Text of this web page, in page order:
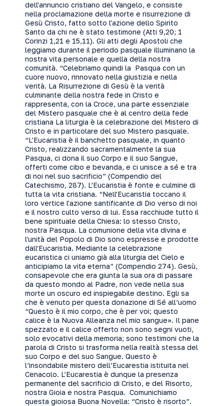
dell'annuncio cristiano del Vangelo, e consiste
nella proclamazione della morte e risurrezione di
Gesù Cristo, fatto sotto l'azione dello Spirito
Santo da chi ne è stato testimone (Atti 9,20; 1
Corinzi 1,21 e 15,11). Gli atti degli Apostoli che
leggiamo durante il periodo pasquale illuminano la
nostra vita personale e quella della nostra
comunità. “Celebriamo quindi la Pasqua con un
cuore nuovo, rinnovato nella giustizia e nella
verità. La Risurrezione di Gesù è la verità
culminante della nostra fede in Cristo e
rappresenta, con la Croce, una parte essenziale
del Mistero pasquale che è al centro della fede
cristiana La liturgia è la celebrazione del Mistero di
Cristo e in particolare del suo Mistero pasquale.
“L'Eucaristia è il banchetto pasquale, in quanto
Cristo, realizzando sacramentalmente la sua
Pasqua, ci dona il suo Corpo e il suo Sangue,
offerti come cibo e bevanda, e ci unisce a sé e tra
di noi nel suo sacrificio” (Compendio del
Catechismo, 287). L’Eucaristia è fonte e culmine di
tutta la vita cristiana. “Nell'Eucaristia toccano il
loro vertice l'azione santificante di Dio verso di noi
e il nostro culto verso di lui. Essa racchiude tutto il
bene spirituale della Chiesa: lo stesso Cristo,
nostra Pasqua. La comunione della vita divina e
l'unità del Popolo di Dio sono espresse e prodotte
dall'Eucaristia. Mediante la celebrazione
eucaristica ci uniamo già alla liturgia del Cielo e
anticipiamo la vita eterna” (Compendio 274). Gesù,
consapevole che era giunta la sua ora di passare
da questo mondo al Padre, non vede nella sua
morte un oscuro ed inspiegabile destino. Egli sa
che è venuto per questa donazione di Sé all’uomo
“Questo è il mio corpo, che è per voi; questo
calice è la Nuova Alleanza nel mio sangue». Il pane
spezzato e il calice offerto non sono segni vuoti,
solo evocativi della memoria; sono testimoni che la
parola di Cristo si trasforma nella realtà stessa del
suo Corpo e del suo Sangue. Questo è
l’insondabile mistero dell’Eucarestia istituita nel
Cenacolo. L’Eucarestia è dunque la presenza
permanente del sacrificio di Cristo, e del Risorto,
nostra Gioia e nostra Pasqua. Comunichiamo
questa gioiosa Buona Novella: “Cristo è risorto”.